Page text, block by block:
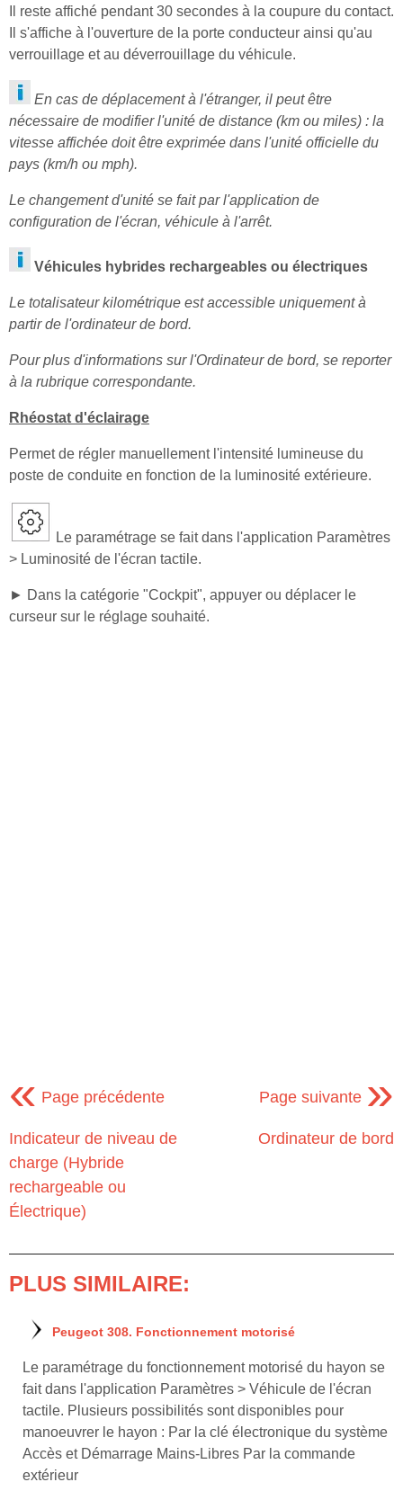
Il reste affiché pendant 30 secondes à la coupure du contact.
Il s'affiche à l'ouverture de la porte conducteur ainsi qu'au
verrouillage et au déverrouillage du véhicule.
En cas de déplacement à l'étranger, il peut être
nécessaire de modifier l'unité de distance (km ou miles) : la
vitesse affichée doit être exprimée dans l'unité officielle du
pays (km/h ou mph).
Le changement d'unité se fait par l'application de
configuration de l'écran, véhicule à l'arrêt.
Véhicules hybrides rechargeables ou électriques
Le totalisateur kilométrique est accessible uniquement à
partir de l'ordinateur de bord.
Pour plus d'informations sur l'Ordinateur de bord, se reporter
à la rubrique correspondante.
Rhéostat d'éclairage
Permet de régler manuellement l'intensité lumineuse du
poste de conduite en fonction de la luminosité extérieure.
Le paramétrage se fait dans l'application Paramètres
> Luminosité de l'écran tactile.
► Dans la catégorie "Cockpit", appuyer ou déplacer le
curseur sur le réglage souhaité.
« Page précédente
Indicateur de niveau de
charge (Hybride
rechargeable ou
Électrique)
Page suivante »
Ordinateur de bord
PLUS SIMILAIRE:
Peugeot 308. Fonctionnement motorisé
Le paramétrage du fonctionnement motorisé du hayon se
fait dans l'application Paramètres > Véhicule de l'écran
tactile. Plusieurs possibilités sont disponibles pour
manoeuvrer le hayon : Par la clé électronique du système
Accès et Démarrage Mains-Libres Par la commande
extérieur